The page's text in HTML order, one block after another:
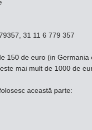
31 11 6 779 357
150 de euro (in Germania
mai mult de 1000 de
această parte: